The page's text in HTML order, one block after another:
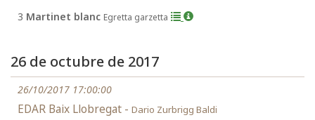
3 Martinet blanc Egretta garzetta
26 de octubre de 2017
26/10/2017 17:00:00
EDAR Baix Llobregat - Dario Zurbrigg Baldi